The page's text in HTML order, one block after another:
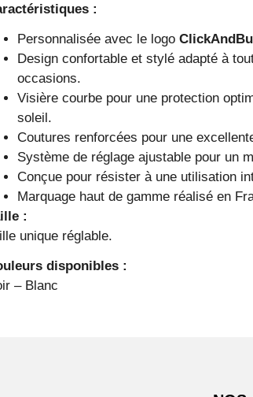
:
Personnalisée avec le logo
Design confortable et stylé adapté à
occasions.
Visière courbe pour une protection
soleil.
Coutures renforcées pour une
Système de réglage ajustable pour un
Conçue pour résister à une utilisation
Marquage haut de gamme réalisé en
:
unique réglable.
disponibles :
– Blanc